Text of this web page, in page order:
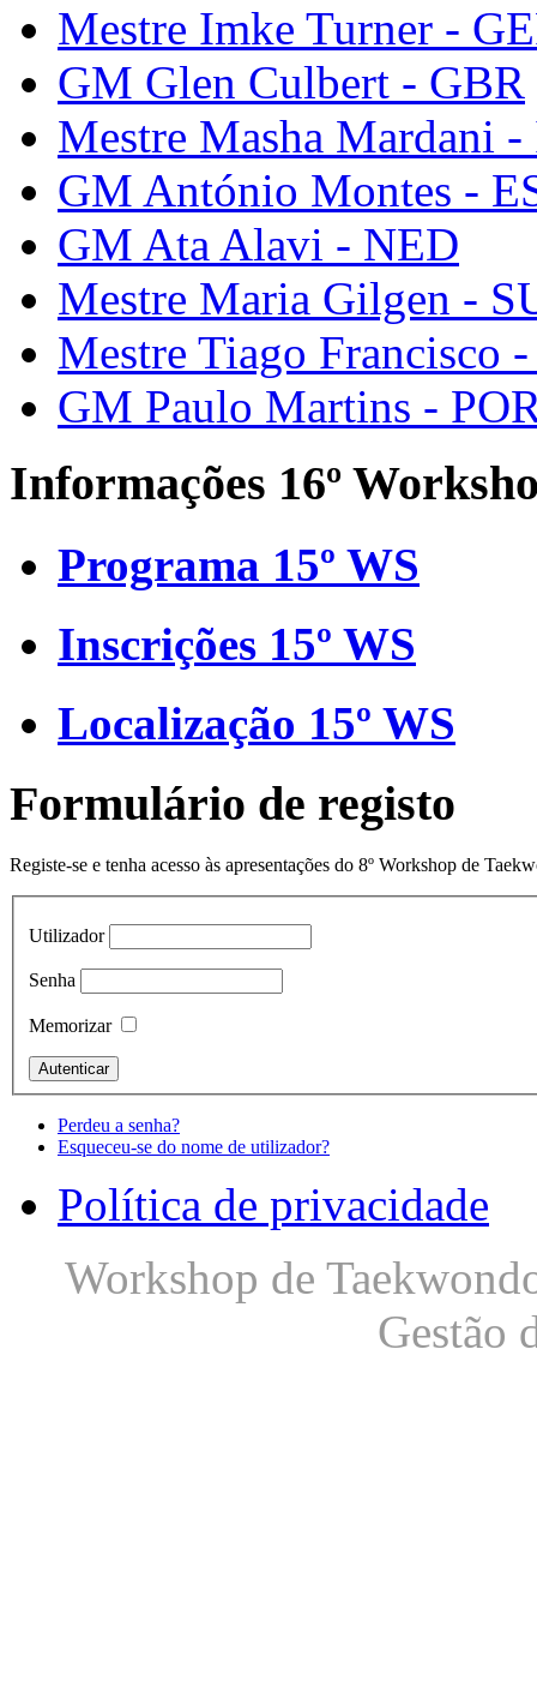
Mestre Imke Turner -
GM Glen Culbert - GBR
Mestre Masha Mardani
GM António Montes -
GM Ata Alavi - NED
Mestre Maria Gilgen -
Mestre Tiago Francisco
GM Paulo Martins -
Informações 16º
Programa 15º WS
Inscrições 15º WS
Localização 15º WS
Formulário de registo
Registe-se e tenha acesso às apresentações do 8º Workshop de
Utilizador
Senha
Memorizar
Perdeu a senha?
Esqueceu-se do nome de utilizador?
Política de privacidade
Workshop de
Gestão